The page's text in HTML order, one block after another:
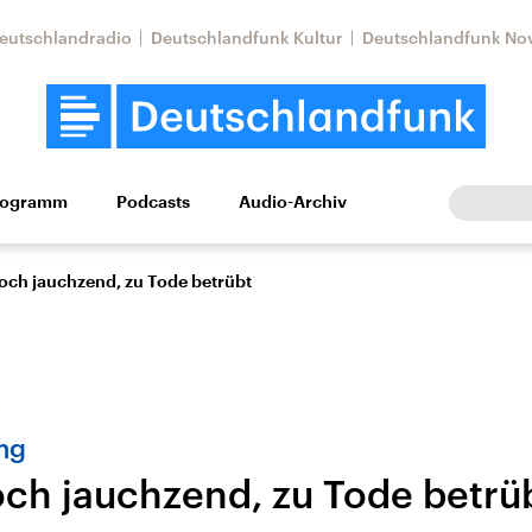
Deutschlandfunk Kultur Deutschlandfunk
Wissen Kultur Europa
Beiträge,
Nahostkonflikt
Aktuelle Lage und
Iran
Podcasts Audio-Archiv
jauchzend, zu Tode betrübt
jauchzend, zu Tode